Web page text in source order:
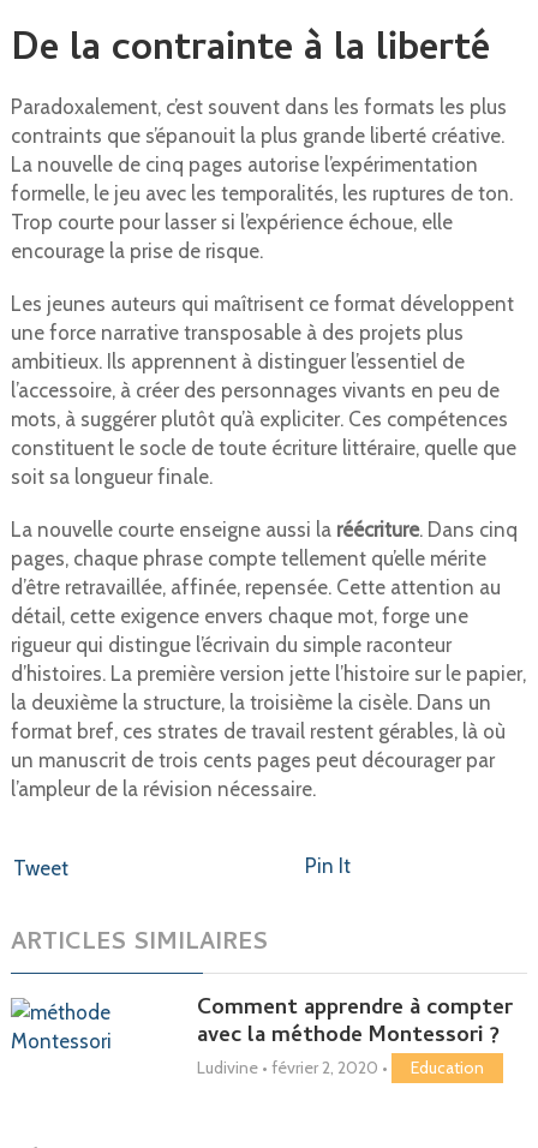
De la contrainte à la liberté
Paradoxalement, c’est souvent dans les formats les plus
contraints que s’épanouit la plus grande liberté créative.
La nouvelle de cinq pages autorise l’expérimentation
formelle, le jeu avec les temporalités, les ruptures de ton.
Trop courte pour lasser si l’expérience échoue, elle
encourage la prise de risque.
Les jeunes auteurs qui maîtrisent ce format développent
une force narrative transposable à des projets plus
ambitieux. Ils apprennent à distinguer l’essentiel de
l’accessoire, à créer des personnages vivants en peu de
mots, à suggérer plutôt qu’à expliciter. Ces compétences
constituent le socle de toute écriture littéraire, quelle que
soit sa longueur finale.
La nouvelle courte enseigne aussi la réécriture. Dans cinq
pages, chaque phrase compte tellement qu’elle mérite
d’être retravaillée, affinée, repensée. Cette attention au
détail, cette exigence envers chaque mot, forge une
rigueur qui distingue l’écrivain du simple raconteur
d’histoires. La première version jette l’histoire sur le papier,
la deuxième la structure, la troisième la cisèle. Dans un
format bref, ces strates de travail restent gérables, là où
un manuscrit de trois cents pages peut décourager par
l’ampleur de la révision nécessaire.
Tweet Pin It
ARTICLES SIMILAIRES
Comment apprendre à compter
avec la méthode Montessori ?
Ludivine • février 2, 2020 • Education